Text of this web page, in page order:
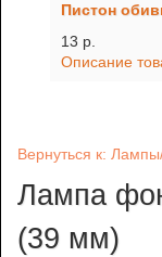
Пистон
13 p.
Описание
Вернуться к:
Лампа
(39 мм)